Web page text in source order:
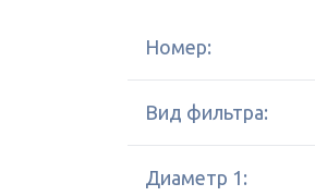
Номер:
Вид фильтра:
Диаметр 1: